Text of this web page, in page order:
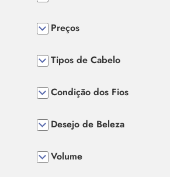
Preços
Tipos de Cabelo
Condição dos Fios
Desejo de Beleza
Volume